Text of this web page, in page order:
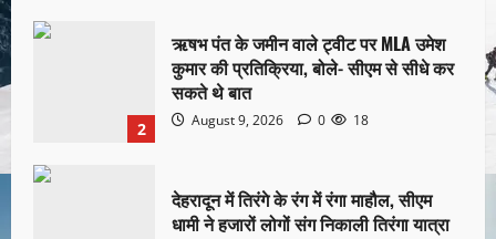
2
ऋषभ पंत के जमीन वाले ट्वीट पर MLA उमेश
कुमार की प्रतिक्रिया, बोले- सीएम से सीधे कर
सकते थे बात
August 9, 2026 0 18
देहरादून में तिरंगे के रंग में रंगा माहौल, सीएम
धामी ने हजारों लोगों संग निकाली तिरंगा यात्रा